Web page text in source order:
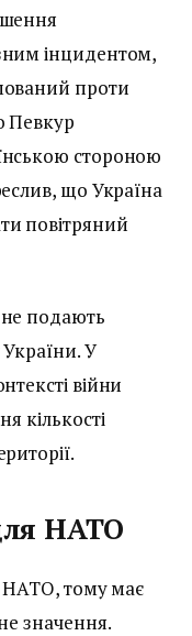
інцидентом,
проти
Певкур
стороною
що Україна
повітряний
не подають
У
війни
кількості
НАТО
НАТО, тому має
значення.